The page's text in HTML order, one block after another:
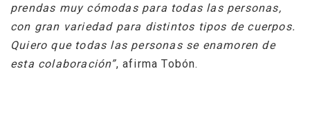
prendas muy cómodas para todas las personas,
con gran variedad para distintos tipos de cuerpos.
Quiero que todas las personas se enamoren de
esta colaboración”, afirma Tobón.